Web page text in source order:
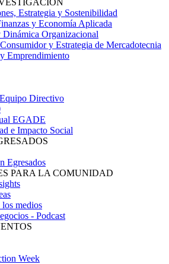
Estrategia y Sostenibilidad
y Economía Aplicada
Organizacional
y Estrategia de Mercadotecnia
Emprendimiento
Directivo
EGADE
e Impacto Social
Egresados
PARA LA COMUNIDAD
medios
- Podcast
Week